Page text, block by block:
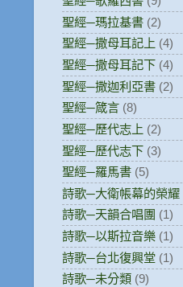
聖經─瑪拉基書 (2)
聖經─撒母耳記上 (4)
聖經─撒母耳記下 (4)
聖經─撒迦利亞書 (2)
聖經─箴言 (8)
聖經─歷代志上 (2)
聖經─歷代志下 (3)
聖經─羅馬書 (5)
詩歌─大衛帳幕的榮耀
詩歌─天韻合唱團 (1)
詩歌─以斯拉音樂 (1)
詩歌─台北復興堂 (1)
詩歌─未分類 (9)